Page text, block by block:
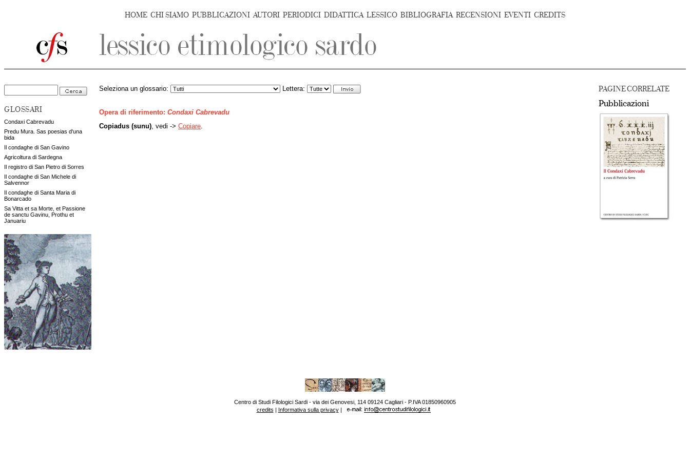
HOME CHI SIAMO PUBBLICAZIONI AUTORI PERIODICI DIDATTICA LESSICO BIBLIOGRAFIA RECENSIONI EVENTI CREDITS
GLOSSARI
Condaxi Cabrevadu
Predu Mura. Sas poesias d'una
bida
Il condaghe di San Gavino
Agricoltura di Sardegna
Il registro di San Pietro di Sorres
Il condaghe di San Michele di
Salvennor
Il condaghe di Santa Maria di
Bonarcado
Sa Vitta et sa Morte, et Passione
de sanctu Gavinu, Prothu et
Januariu
PAGINE CORRELATE
Pubblicazioni
Seleziona un glossario: Lettera:
Opera di riferimento: Condaxi Cabrevadu
Copiadus (sunu) , vedi -> Copiare
Centro di Studi Filologici Sardi - via dei Genovesi, 114 09124 Cagliari - P.IVA 01850960905
credits | Informativa sulla privacy|